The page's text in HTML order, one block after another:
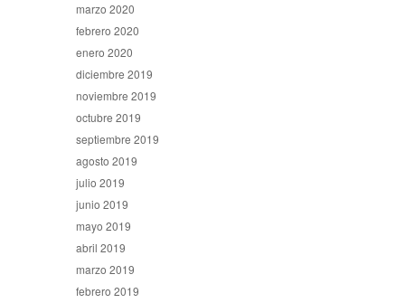
marzo 2020
febrero 2020
enero 2020
diciembre 2019
noviembre 2019
octubre 2019
septiembre 2019
agosto 2019
julio 2019
junio 2019
mayo 2019
abril 2019
marzo 2019
febrero 2019